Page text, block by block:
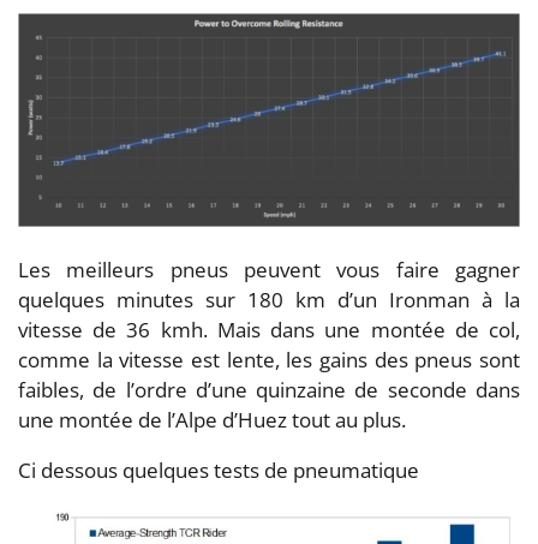
Les meilleurs pneus peuvent vous faire gagner
quelques minutes sur 180 km d’un Ironman à la
vitesse de 36 kmh. Mais dans une montée de col,
comme la vitesse est lente, les gains des pneus sont
faibles, de l’ordre d’une quinzaine de seconde dans
une montée de l’Alpe d’Huez tout au plus.
Ci dessous quelques tests de pneumatique